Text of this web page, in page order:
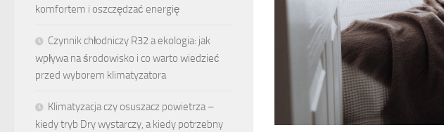
komfortem i oszczędzać energię
Czynnik chłodniczy R32 a ekologia: jak
wpływa na środowisko i co warto wiedzieć
przed wyborem klimatyzatora
Klimatyzacja czy osuszacz powietrza –
kiedy tryb Dry wystarczy, a kiedy potrzebny